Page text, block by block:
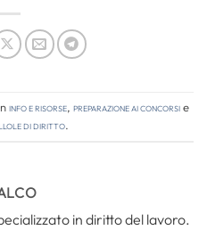
Info e risorse, Preparazione ai concorsie
di diritto.
in diritto del lavoro.